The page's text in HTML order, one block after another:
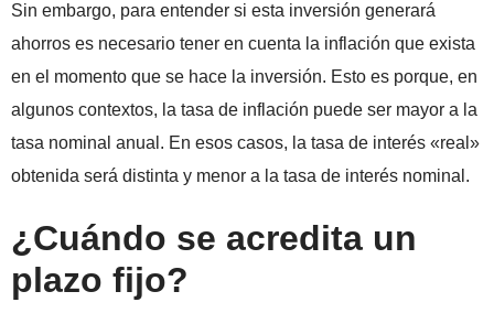
Sin embargo, para entender si esta inversión generará
ahorros es necesario tener en cuenta la inflación que exista
en el momento que se hace la inversión. Esto es porque, en
algunos contextos, la tasa de inflación puede ser mayor a la
tasa nominal anual. En esos casos, la tasa de interés «real»
obtenida será distinta y menor a la tasa de interés nominal.
¿Cuándo se acredita un
plazo fijo?